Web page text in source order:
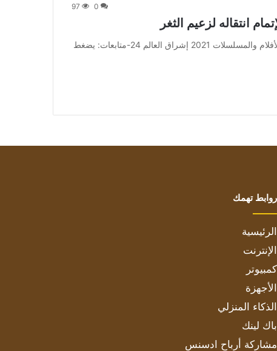
0
97
انتقاله لزعيم الثغر
من صحيفة اشراق العالم 24:[ad_1] إعلان: شاهد أجمل الأفلام والمسلسلات 2021 إشراق العالم 24-متابعات: يضغط
روابط تهمك
الرئيسية
الإنترنت
كمبيوتر
الأجهزة
الذكاء المنزلي
باك لينك
مشاركة أرباح ادسنس